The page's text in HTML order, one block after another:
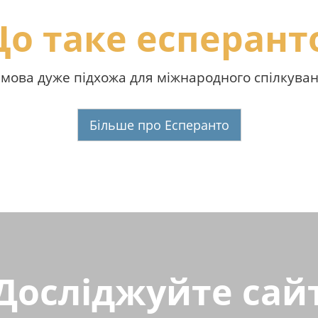
таке
дуже підхожа для міжнародного
Більше про Есперанто